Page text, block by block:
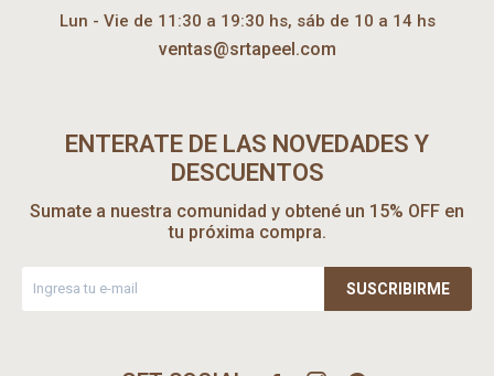
Lun - Vie de 11:30 a 19:30 hs, sáb de 10 a 14 hs
ventas@srtapeel.com
ENTERATE DE LAS NOVEDADES Y
DESCUENTOS
Sumate a nuestra comunidad y obtené un 15% OFF en
tu próxima compra.
SUSCRIBIRME